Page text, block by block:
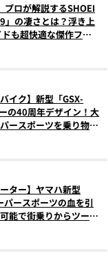
プロが解説するSHOEI
」の凄さとは？浮き上
も超快適な傑作フル
イク】新型「GSX-
の40周年デザイン！大
ースポーツを乗り物ラ
ター】ヤマハ新型
パースポーツの血を引
能で街乗りからツーリ